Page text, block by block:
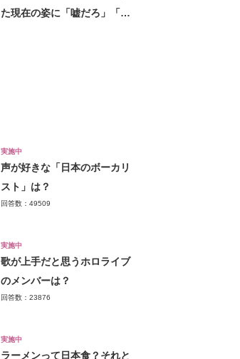
た現在の姿に「嘘だろ」「声
実施中
声が好きな「日本のボーカリ
スト」は？
回答数：49509
実施中
歌が上手だと思うホロライブ
のメンバーは？
回答数：23876
実施中
ラーメンって日本食？それと